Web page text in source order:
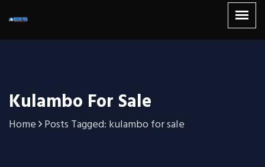
Kulambo For Sale
Home Posts Tagged: kulambo for sale